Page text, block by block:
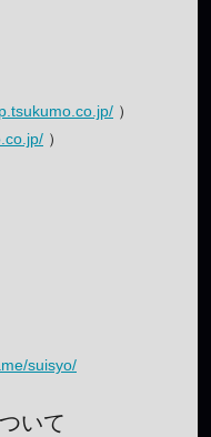
）
）
suisyo/
いて